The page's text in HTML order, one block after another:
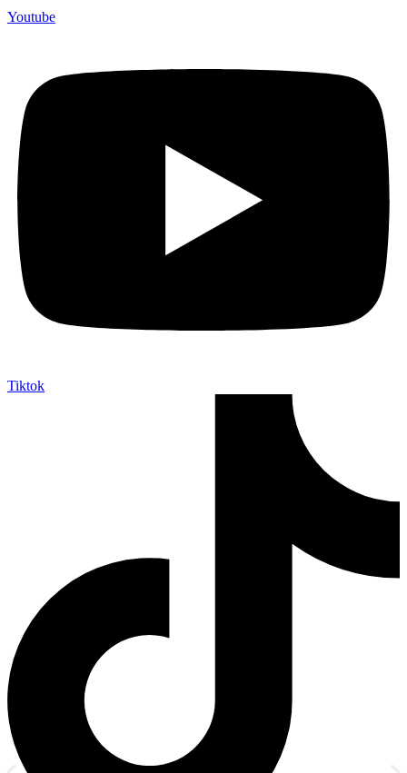
Youtube
Tiktok